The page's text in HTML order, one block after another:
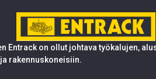
Entrack on ollut johtava työkalujen,
rakennuskoneisiin.